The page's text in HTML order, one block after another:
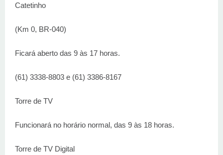
Catetinho
(Km 0, BR-040)
Ficará aberto das 9 às 17 horas.
(61) 3338-8803 e (61) 3386-8167
Torre de TV
Funcionará no horário normal, das 9 às 18 horas.
Torre de TV Digital